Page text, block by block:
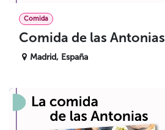
Comida
Comida de las Antonias
Madrid, España